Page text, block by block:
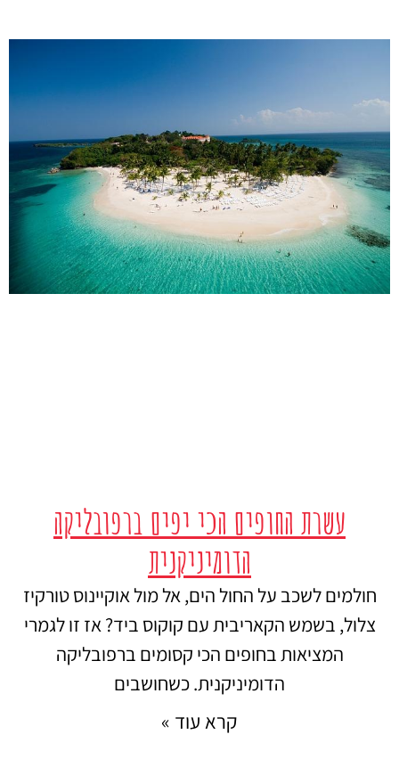
עשרת החופים הכי יפים ברפובליקה
הדומיניקנית
חולמים לשכב על החול הים, אל מול אוקיינוס טורקיז
צלול, בשמש הקאריבית עם קוקוס ביד? אז זו לגמרי
המציאות בחופים הכי קסומים ברפובליקה
הדומיניקנית. כשחושבים
קרא עוד »